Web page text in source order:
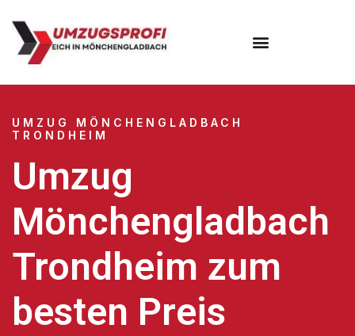
UMZUG MÖNCHENGLADBACH
TRONDHEIM
Umzug
Mönchengladbach
Trondheim zum
besten Preis